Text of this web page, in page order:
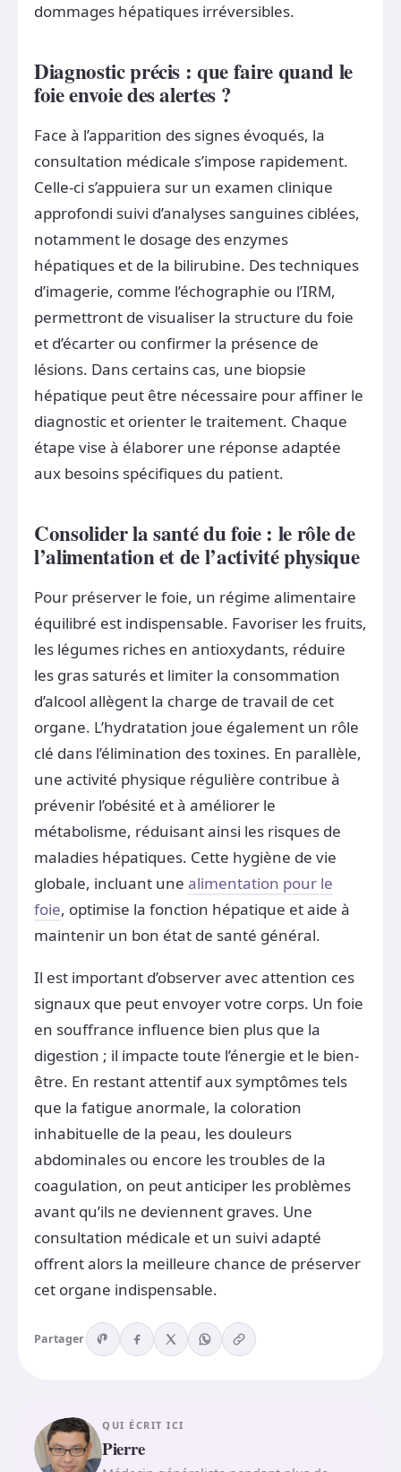
dommages hépatiques irréversibles.
Diagnostic précis : que faire quand le
foie envoie des alertes ?
Face à l’apparition des signes évoqués, la
consultation médicale s’impose rapidement.
Celle-ci s’appuiera sur un examen clinique
approfondi suivi d’analyses sanguines ciblées,
notamment le dosage des enzymes
hépatiques et de la bilirubine. Des techniques
d’imagerie, comme l’échographie ou l’IRM,
permettront de visualiser la structure du foie
et d’écarter ou confirmer la présence de
lésions. Dans certains cas, une biopsie
hépatique peut être nécessaire pour affiner le
diagnostic et orienter le traitement. Chaque
étape vise à élaborer une réponse adaptée
aux besoins spécifiques du patient.
Consolider la santé du foie : le rôle de
l’alimentation et de l’activité physique
Pour préserver le foie, un régime alimentaire
équilibré est indispensable. Favoriser les fruits,
les légumes riches en antioxydants, réduire
les gras saturés et limiter la consommation
d’alcool allègent la charge de travail de cet
organe. L’hydratation joue également un rôle
clé dans l’élimination des toxines. En parallèle,
une activité physique régulière contribue à
prévenir l’obésité et à améliorer le
métabolisme, réduisant ainsi les risques de
maladies hépatiques. Cette hygiène de vie
globale, incluant une alimentation pour le
foie, optimise la fonction hépatique et aide à
maintenir un bon état de santé général.
Il est important d’observer avec attention ces
signaux que peut envoyer votre corps. Un foie
en souffrance influence bien plus que la
digestion ; il impacte toute l’énergie et le bien-
être. En restant attentif aux symptômes tels
que la fatigue anormale, la coloration
inhabituelle de la peau, les douleurs
abdominales ou encore les troubles de la
coagulation, on peut anticiper les problèmes
avant qu’ils ne deviennent graves. Une
consultation médicale et un suivi adapté
offrent alors la meilleure chance de préserver
cet organe indispensable.
Partager
QUI ÉCRIT ICI
Pierre